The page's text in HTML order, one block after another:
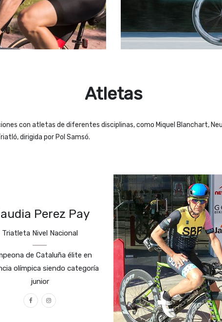
Atletas
con atletas de diferentes disciplinas, como Miquel Blanchart,
dirigida por Pol Samsó.
Perez Pay
Triatleta Nivel Nacional
de Cataluña élite en
olímpica siendo categoría
junior